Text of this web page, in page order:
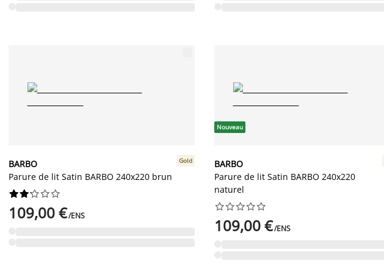
BARBO
Parure de lit Satin BARBO 240x220 brun
Gold






109,00 €/ENS
Nouveau
BARBO
Parure de lit Satin BARBO 240x220
naturel






109,00 €/ENS